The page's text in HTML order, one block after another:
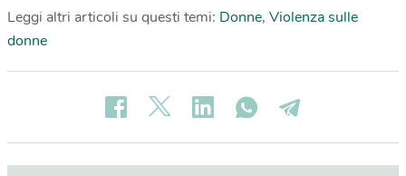
Leggi altri articoli su questi temi: Donne, Violenza sulle
donne